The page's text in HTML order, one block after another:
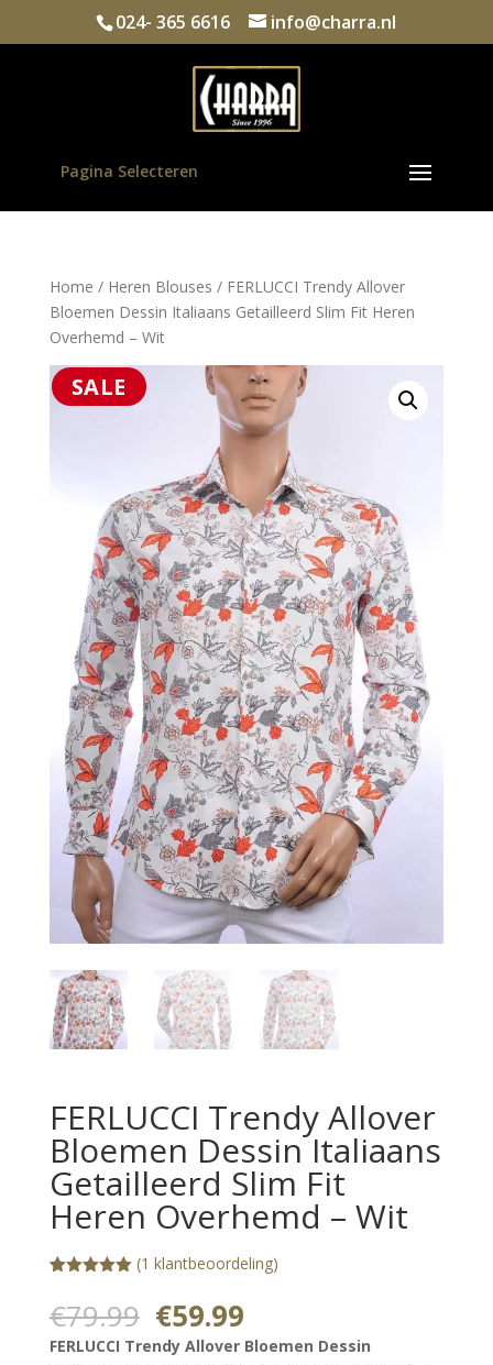
024- 365 6616 info@charra.nl
Pagina Selecteren
Home / Heren Blouses / FERLUCCI Trendy Allover
Bloemen Dessin Italiaans Getailleerd Slim Fit Heren
Overhemd – Wit
SALE
FERLUCCI Trendy Allover
Bloemen Dessin Italiaans
Getailleerd Slim Fit
Heren Overhemd – Wit
gebaseerd
klantbeoorde
(1 klantbeoordeling)
€79.99 Oorspronkelijke
prijs
€59.99Huidige
prijs
FERLUCCI Trendy Allover Bloemen Dessin